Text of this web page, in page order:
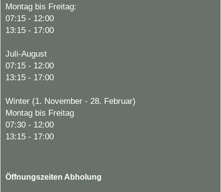
Montag bis Freitag:
07:15 - 12:00
13:15 - 17:00
Juli-August
07:15 - 12:00
13:15 - 17:00
Winter (1. November - 28. Februar)
Montag bis Freitag
07:30 - 12:00
13:15 - 17:00
Öffnungszeiten Abholung